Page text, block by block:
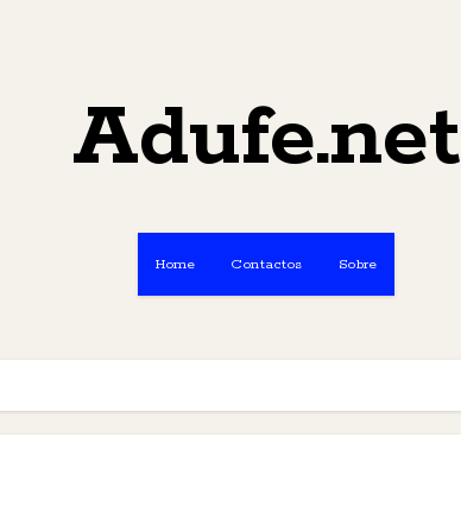
Adufe.net
Home Contactos Sobre